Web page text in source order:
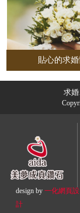
貼心的求
求
design by 一化網頁設
計